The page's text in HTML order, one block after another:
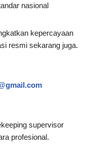
nasional
kepercayaan
resmi sekarang juga.
supervisor
profesional.